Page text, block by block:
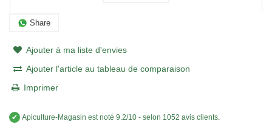
Share
Ajouter à ma liste d'envies
Ajouter l'article au tableau de comparaison
Imprimer
✔ Apiculture-Magasin est noté 9.2/10 - selon 1052 avis clients.